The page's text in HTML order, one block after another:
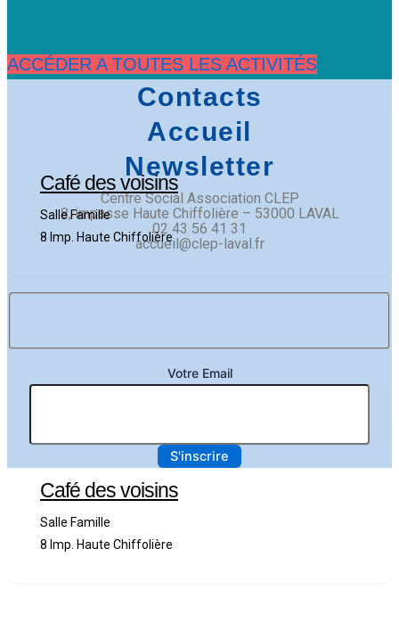
Café des voisins
Salle Famille
8 Imp. Haute Chiffolière
Café des voisins
Salle Famille
8 Imp. Haute Chiffolière
ACCÉDER A TOUTES LES ACTIVITÉS
Contacts
Accueil
Newsletter
Centre Social Association CLEP
​8, impasse Haute Chiffolière – 53000 LAVAL​
02 43 56 41 31
accueil@clep-laval.fr
Votre Email